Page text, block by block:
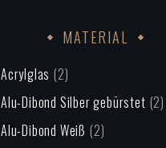
MATERIAL
Acrylglas (2)
Alu-Dibond Silber gebürstet (2)
Alu-Dibond Weiß (2)